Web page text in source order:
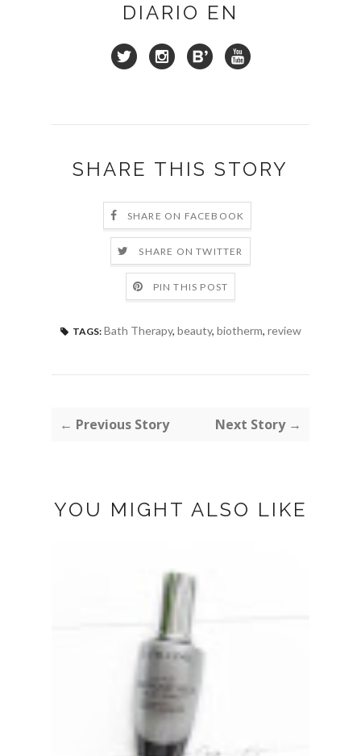
DIARIO EN
SHARE THIS STORY
SHARE ON FACEBOOK
SHARE ON TWITTER
PIN THIS POST
TAGS: Bath Therapy, beauty, biotherm, review
← Previous Story Next Story →
YOU MIGHT ALSO LIKE